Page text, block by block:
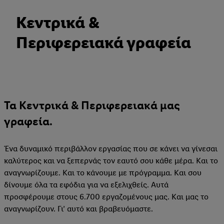
Κεντρικά &
Περιφερειακά γραφεία
Τα Κεντρικά & Περιφερειακά μας
γραφεία.
Ένα δυναμικό περιβάλλον εργασίας που σε κάνει να γίνεσαι
καλύτερος και να ξεπερνάς τον εαυτό σου κάθε μέρα. Και το
αναγνωρίζουμε. Και το κάνουμε με πρόγραμμα. Και σου
δίνουμε όλα τα εφόδια για να εξελιχθείς. Αυτά
προσφέρουμε στους 6.700 εργαζομένους μας. Και μας το
αναγνωρίζουν. Γι’ αυτό και βραβευόμαστε.